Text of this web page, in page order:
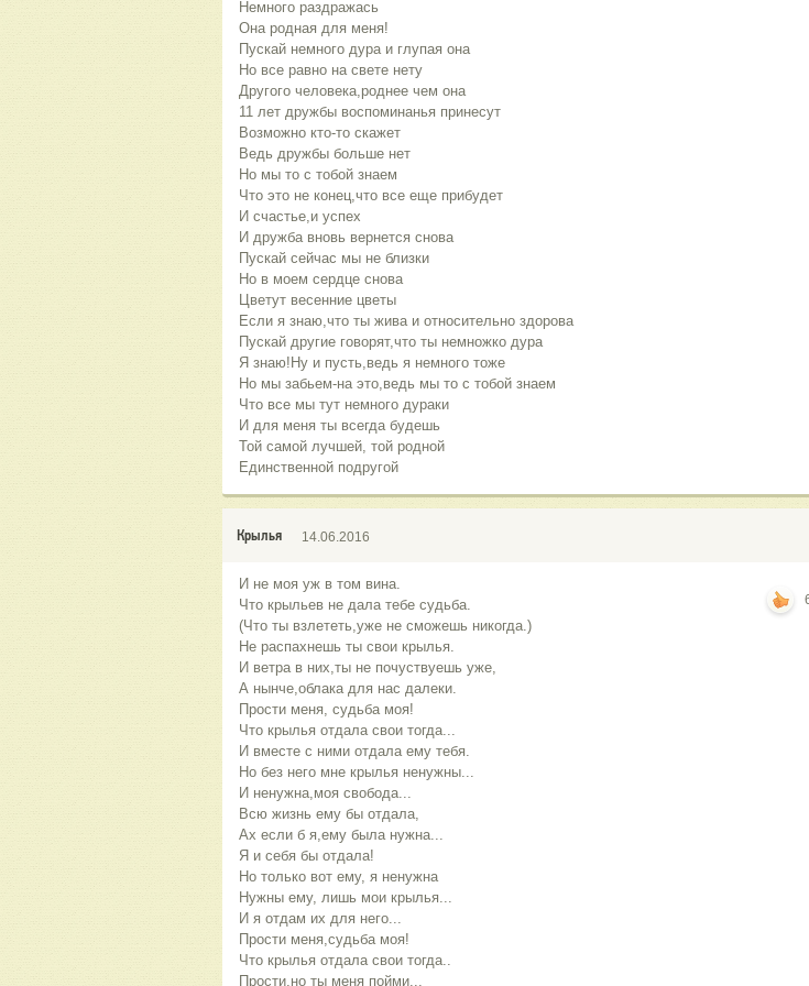
Немного раздражась
Она родная для меня!
Пускай немного дура и глупая она
Но все равно на свете нету
Другого человека,роднее чем она
11 лет дружбы воспоминанья принесут
Возможно кто-то скажет
Ведь дружбы больше нет
Но мы то с тобой знаем
Что это не конец,что все еще прибудет
И счастье,и успех
И дружба вновь вернется снова
Пускай сейчас мы не близки
Но в моем сердце снова
Цветут весенние цветы
Если я знаю,что ты жива и относительно здорова
Пускай другие говорят,что ты немножко дура
Я знаю!Ну и пусть,ведь я немного тоже
Но мы забьем-на это,ведь мы то с тобой знаем
Что все мы тут немного дураки
И для меня ты всегда будешь
Той самой лучшей, той родной
Единственной подругой
Крылья 14.06.2016
И не моя уж в том вина.
Что крыльев не дала тебе судьба.
(Что ты взлететь,уже не сможешь никогда.)
Не распахнешь ты свои крылья.
И ветра в них,ты не почуствуешь уже,
А нынче,облака для нас далеки.
Прости меня, судьба моя!
Что крылья отдала свои тогда...
И вместе с ними отдала ему тебя.
Но без него мне крылья ненужны...
И ненужна,моя свобода...
Всю жизнь ему бы отдала,
Ах если б я,ему была нужна...
Я и себя бы отдала!
Но только вот ему, я ненужна
Нужны ему, лишь мои крылья...
И я отдам их для него...
Прости меня,судьба моя!
Что крылья отдала свои тогда..
Прости,но ты меня пойми...